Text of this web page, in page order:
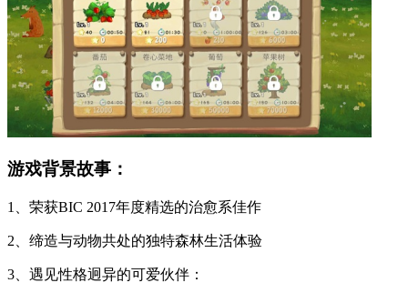
游戏背景故事：
1、荣获BIC 2017年度精选的治愈系佳作
2、缔造与动物共处的独特森林生活体验
3、遇见性格迥异的可爱伙伴：